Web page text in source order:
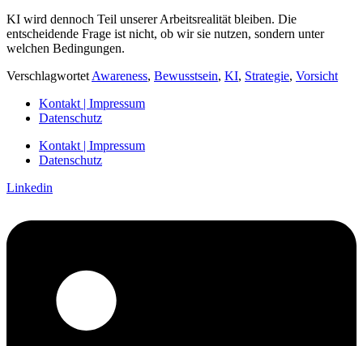
KI wird dennoch Teil unserer Arbeitsrealität bleiben. Die
entscheidende Frage ist nicht, ob wir sie nutzen, sondern unter
welchen Bedingungen.
Verschlagwortet Awareness, Bewusstsein, KI, Strategie, Vorsicht
Kontakt | Impressum
Datenschutz
Kontakt | Impressum
Datenschutz
Linkedin